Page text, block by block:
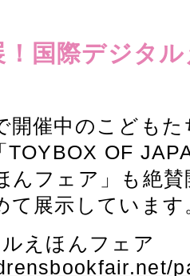
！国際デジタ
開催中のこども
TOYBOX OF
んフェア」も絶
て展示していま
えほんフェア